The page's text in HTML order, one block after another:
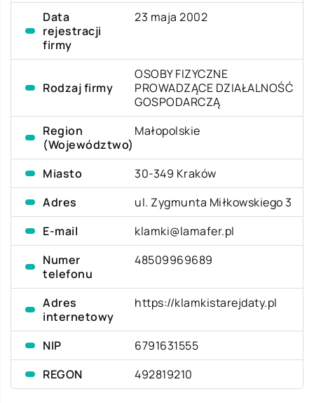
Data
rejestracji
firmy
23 maja 2002
Rodzaj firmy
OSOBY FIZYCZNE
PROWADZĄCE DZIAŁALNOŚĆ
GOSPODARCZĄ
Region
(Województwo)
Małopolskie
Miasto
30-349 Kraków
Adres
ul. Zygmunta Miłkowskiego 3
E-mail
klamki@lamafer.pl
Numer
telefonu
48509969689
Adres
internetowy
https://klamkistarejdaty.pl
NIP
6791631555
REGON
492819210